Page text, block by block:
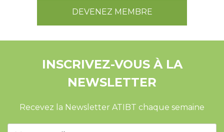
DEVENEZ MEMBRE
INSCRIVEZ-VOUS À LA
NEWSLETTER
Recevez la Newsletter ATIBT chaque semaine